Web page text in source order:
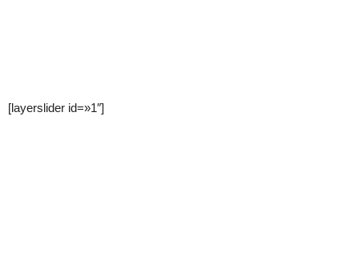
[layerslider id=»1″]